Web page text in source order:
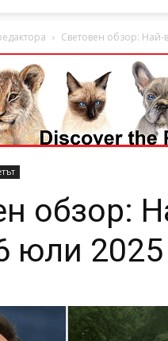
Световен обзор: Най-
обзор:
юли 2025